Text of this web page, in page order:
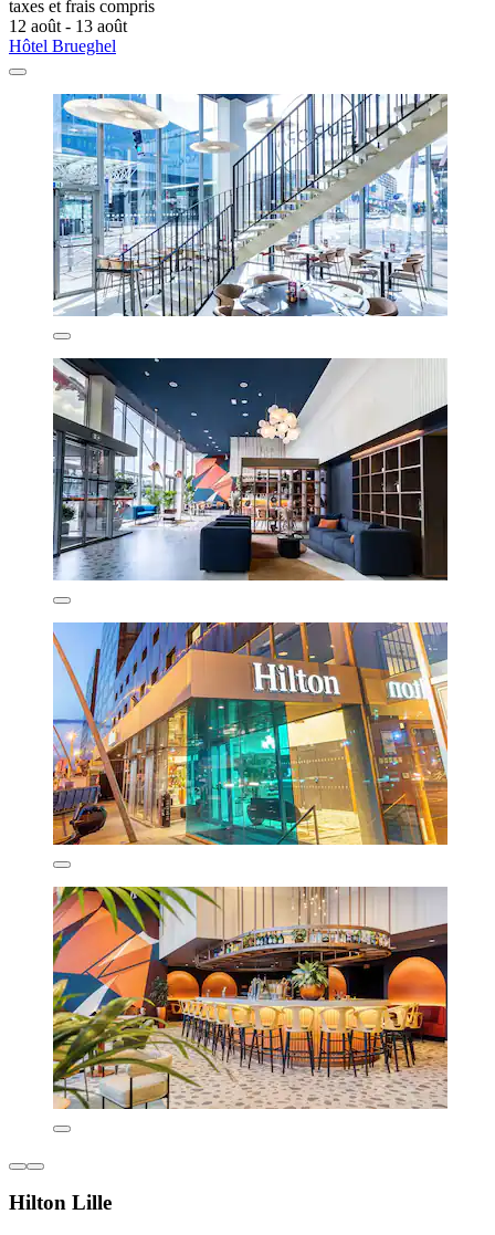
taxes et frais compris
12 août - 13 août
Hôtel Brueghel
Hilton Lille